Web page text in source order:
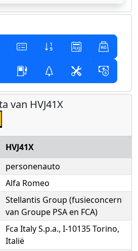
van HVJ41X
HVJ41X
personenauto
Alfa Romeo
Stellantis Group (fusieconcern
van Groupe PSA en FCA)
Fca Italy S.p.a., I-10135 Torino,
Italië